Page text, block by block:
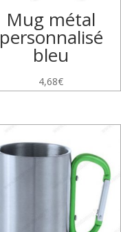
Mug métal
personnalisé
bleu
4,68€